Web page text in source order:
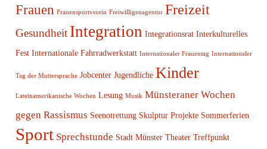
Frauen Frauensportverein Freiwilligenagentur Freizeit
Gesundheit Integration Integrationsrat Interkulturelles
Fest Internationale Fahrradwerkstatt Internationaler Frauentag Internationaler
Tag der Muttersprache Jobcenter Jugendliche Kinder
Lateinamerikanische Wochen Lesung Musik Münsteraner Wochen
gegen Rassismus Seenotrettung Skulptur Projekte Sommerferien
Sport Sprechstunde Stadt Münster Theater Treffpunkt